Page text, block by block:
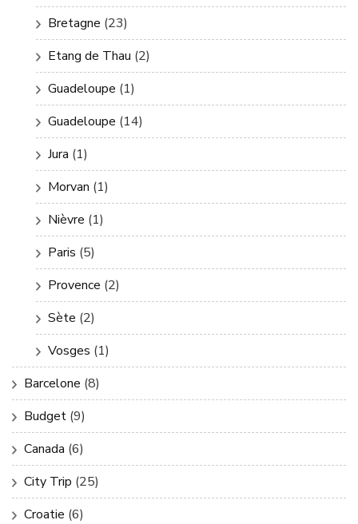
Bretagne (23)
Etang de Thau (2)
Guadeloupe (1)
Guadeloupe (14)
Jura (1)
Morvan (1)
Nièvre (1)
Paris (5)
Provence (2)
Sète (2)
Vosges (1)
Barcelone (8)
Budget (9)
Canada (6)
City Trip (25)
Croatie (6)